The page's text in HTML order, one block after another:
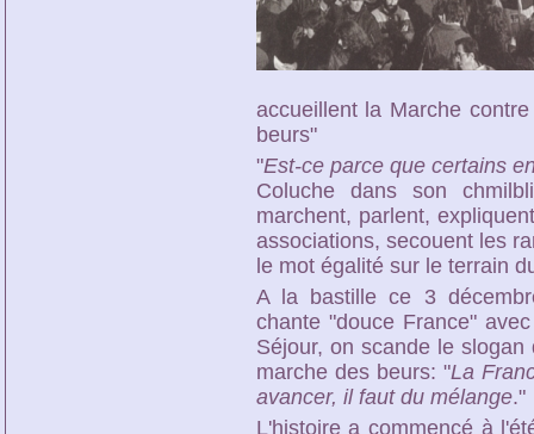
accueillent la Marche
beurs"
"Est-ce parce que certains
Coluche dans son
marchent, parlent,
associations, secouent les
le mot égalité sur le terrain
A la bastille ce 3
chante "douce France"
Séjour, on scande le
marche des beurs: "La
avancer, il faut du mélange."
L'histoire a commencé à